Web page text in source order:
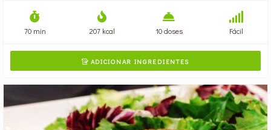
70 min 207 kcal 10 doses Fácil
ADICIONAR INGREDIENTES